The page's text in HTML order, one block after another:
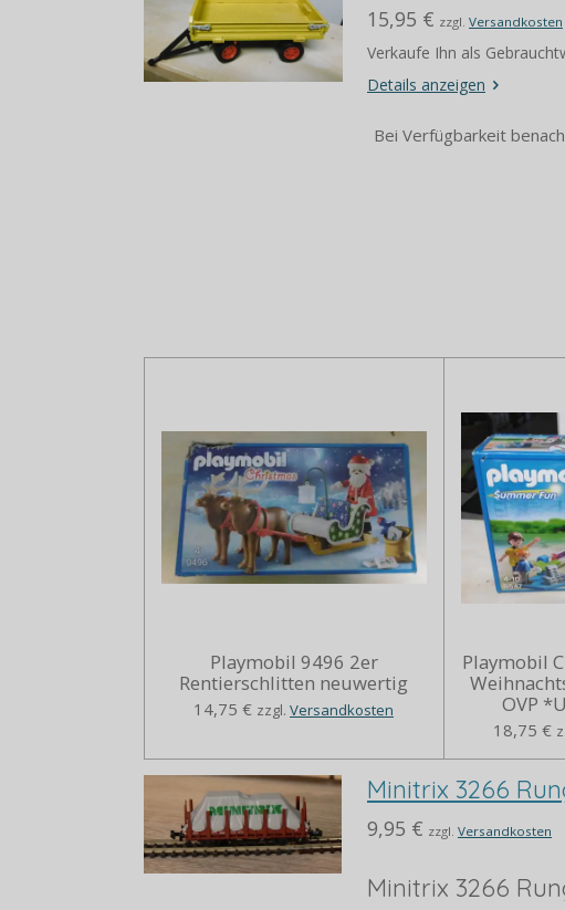
15,95 € zzgl. Versandkosten
Verkaufe Ihn als
Details anzeigen
Bei Verfügbarkeit
Playmobil 9496 2er
Rentierschlitten neuwertig
14,75 € zzgl. Versandkosten
Playmobil
OVP
18,75 €
Minitrix 3266
9,95 € zzgl. Versandkosten
Minitrix 3266